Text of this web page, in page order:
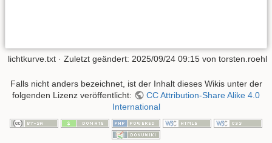
lichtkurve.txt · Zuletzt geändert: 2025/09/24 09:15 von torsten.roehl
Falls nicht anders bezeichnet, ist der Inhalt dieses Wikis unter der
folgenden Lizenz veröffentlicht:
CC Attribution-Share Alike 4.0
International